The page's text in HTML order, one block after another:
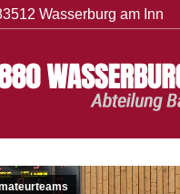
Wasserburg am Inn
Startseite